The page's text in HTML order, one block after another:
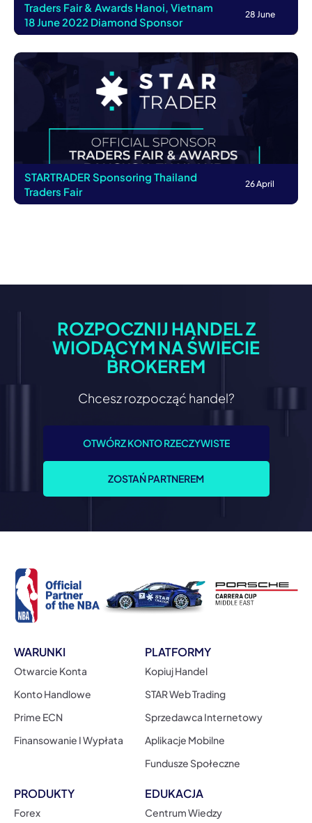
Traders Fair & Awards Hanoi, Vietnam
18 June 2022 Diamond Sponsor
28 June
STARTRADER Sponsoring Thailand
Traders Fair
26 April
ROZPOCZNIJ HANDEL Z
WIODĄCYM NA ŚWIECIE
BROKEREM
Chcesz rozpocząć handel?
OTWÓRZ KONTO RZECZYWISTE
ZOSTAŃ PARTNEREM
WARUNKI
Otwarcie Konta
Konto Handlowe
Prime ECN
Finansowanie I Wypłata
PLATFORMY
Kopiuj Handel
STAR Web Trading
Sprzedawca Internetowy
Aplikacje Mobilne
Fundusze Społeczne
PRODUKTY
Forex
EDUKACJA
Centrum Wiedzy